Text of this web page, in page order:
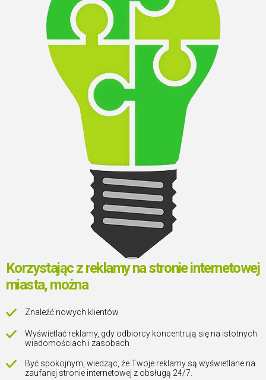
Korzystając z reklamy na stronie internetowej
miasta, można
Znaleźć nowych klientów
Wyświetlać reklamy, gdy odbiorcy koncentrują się na istotnych
wiadomościach i zasobach
Być spokojnym, wiedząc, że Twoje reklamy są wyświetlane na
zaufanej stronie internetowej z obsługą 24/7.